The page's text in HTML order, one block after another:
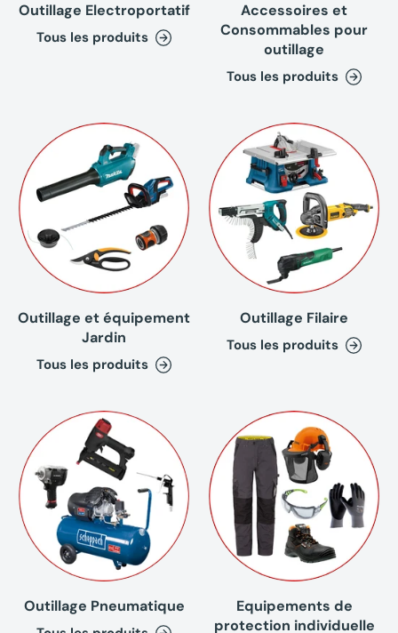
Outillage Electroportatif
Tous les produits
Accessoires et
Consommables pour
outillage
Tous les produits
Outillage et équipement
Jardin
Tous les produits
Outillage Filaire
Tous les produits
Outillage Pneumatique
Equipements de
protection individuelle